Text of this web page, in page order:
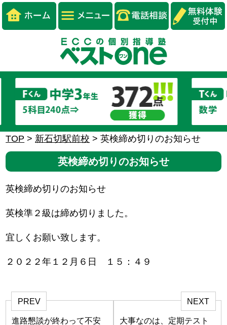
TOP > 新石切駅前校 >英検締め切りのお知らせ
英検締め切りのお知らせ
英検締め切りのお知らせ
英検準２級は締め切りました。
宜しくお願い致します。
２０２２年１２月６日 １５：４９
PREV
進路懇談が終わって不安
NEXT
大事なのは、定期テスト